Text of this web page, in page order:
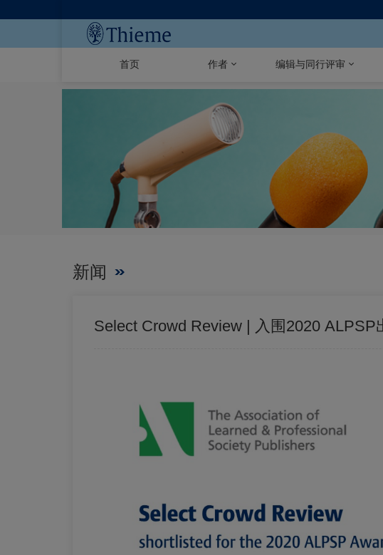
首页 作者 编辑与同行评审
新闻
Select Crowd Review | 入围2020 ALPSP